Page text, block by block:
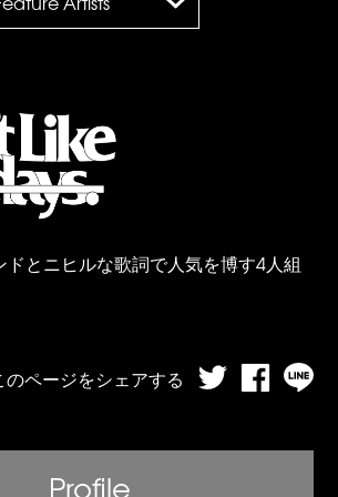
ドとニヒルな歌詞で人気を博す4人組
のページをシェアする
Profile